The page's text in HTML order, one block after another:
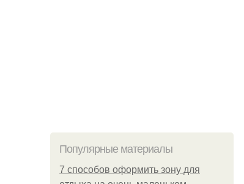
Популярные материалы
7 способов оформить зону для